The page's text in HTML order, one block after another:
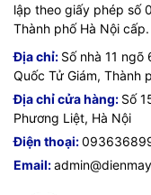
lập theo giấy phép số
Thành phố Hà Nội cấp.
Địa chỉ: Số nhà 11
Quốc Tử Giám, Thành
Địa chỉ cửa hàng: Số
Phương Liệt, Hà Nội
Điện thoại:
Email: